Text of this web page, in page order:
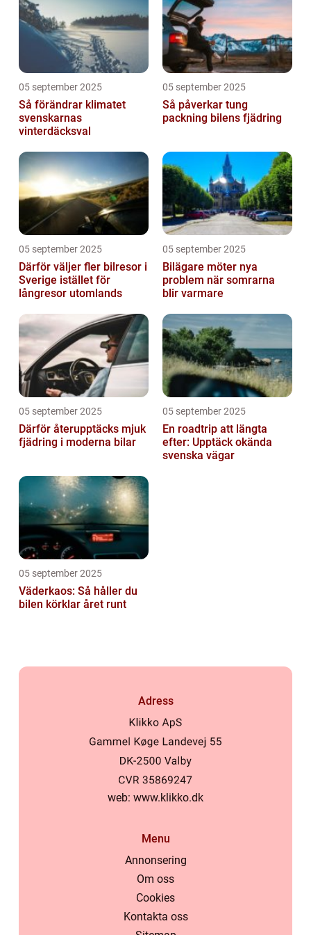
05 september 2025
Så förändrar klimatet
svenskarnas
vinterdäcksval
05 september 2025
Så påverkar tung
packning bilens fjädring
05 september 2025
Därför väljer fler bilresor i
Sverige istället för
långresor utomlands
05 september 2025
Bilägare möter nya
problem när somrarna
blir varmare
05 september 2025
Därför återupptäcks mjuk
fjädring i moderna bilar
05 september 2025
En roadtrip att längta
efter: Upptäck okända
svenska vägar
05 september 2025
Väderkaos: Så håller du
bilen körklar året runt
Adress
web: www.klikko.dk
Menu
Annonsering
Om oss
Cookies
Kontakta oss